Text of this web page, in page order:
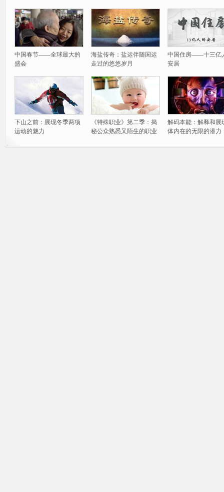
中国春节——全球最大的
盛会
海盐传奇：盐运伴随国运
走过的悠悠岁月
中国住房——十三亿
安居
下山之前：展现冬季两项
运动的魅力
《特殊职业》第二季：揭
秘公众熟悉又陌生的职业
解码本能：解释和展
体内在的无限的潜力